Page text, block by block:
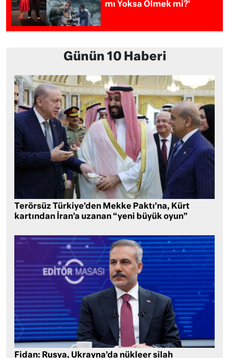
mı Yoksa Ölmek mi?’
Günün 10 Haberi
Terörsüz Türkiye’den Mekke Paktı’na, Kürt
kartından İran’a uzanan “yeni büyük oyun”
Fidan: Rusya, Ukrayna’da nükleer silah